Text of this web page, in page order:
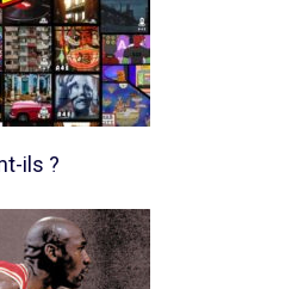
ils ?